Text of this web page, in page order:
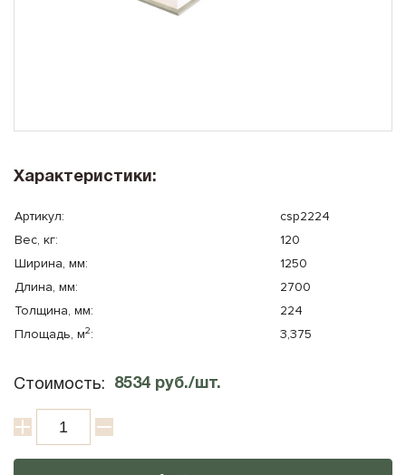
Характеристики:
Артикул:
csp2224
Вес, кг:
120
Ширина, мм:
1250
Длина, мм:
2700
Толщина, мм:
224
Площадь, м2: 3,375
Стоимость: 8534 руб./шт.